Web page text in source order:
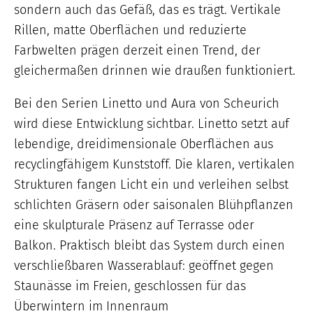
sondern auch das Gefäß, das es trägt. Vertikale
Rillen, matte Oberflächen und reduzierte
Farbwelten prägen derzeit einen Trend, der
gleichermaßen drinnen wie draußen funktioniert.
Bei den Serien Linetto und Aura von Scheurich
wird diese Entwicklung sichtbar. Linetto setzt auf
lebendige, dreidimensionale Oberflächen aus
recyclingfähigem Kunststoff. Die klaren, vertikalen
Strukturen fangen Licht ein und verleihen selbst
schlichten Gräsern oder saisonalen Blühpflanzen
eine skulpturale Präsenz auf Terrasse oder
Balkon. Praktisch bleibt das System durch einen
verschließbaren Wasserablauf: geöffnet gegen
Staunässe im Freien, geschlossen für das
Überwintern im Innenraum